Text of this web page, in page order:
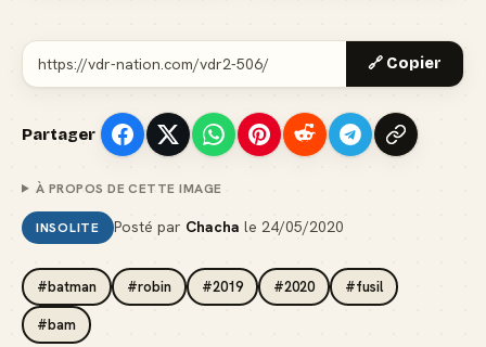
🔗 Copier
Partager
À PROPOS DE CETTE IMAGE
INSOLITE Posté par Chacha le 24/05/2020
#batman #robin #2019 #2020 #fusil
#bam